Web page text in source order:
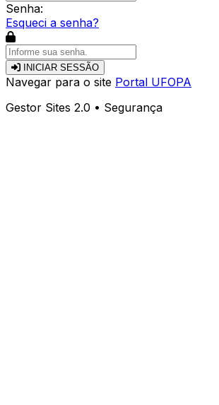
Senha:
Esqueci a senha?
INICIAR SESSÃO
Navegar para o site Portal UFOPA
Gestor Sites 2.0 • Segurança